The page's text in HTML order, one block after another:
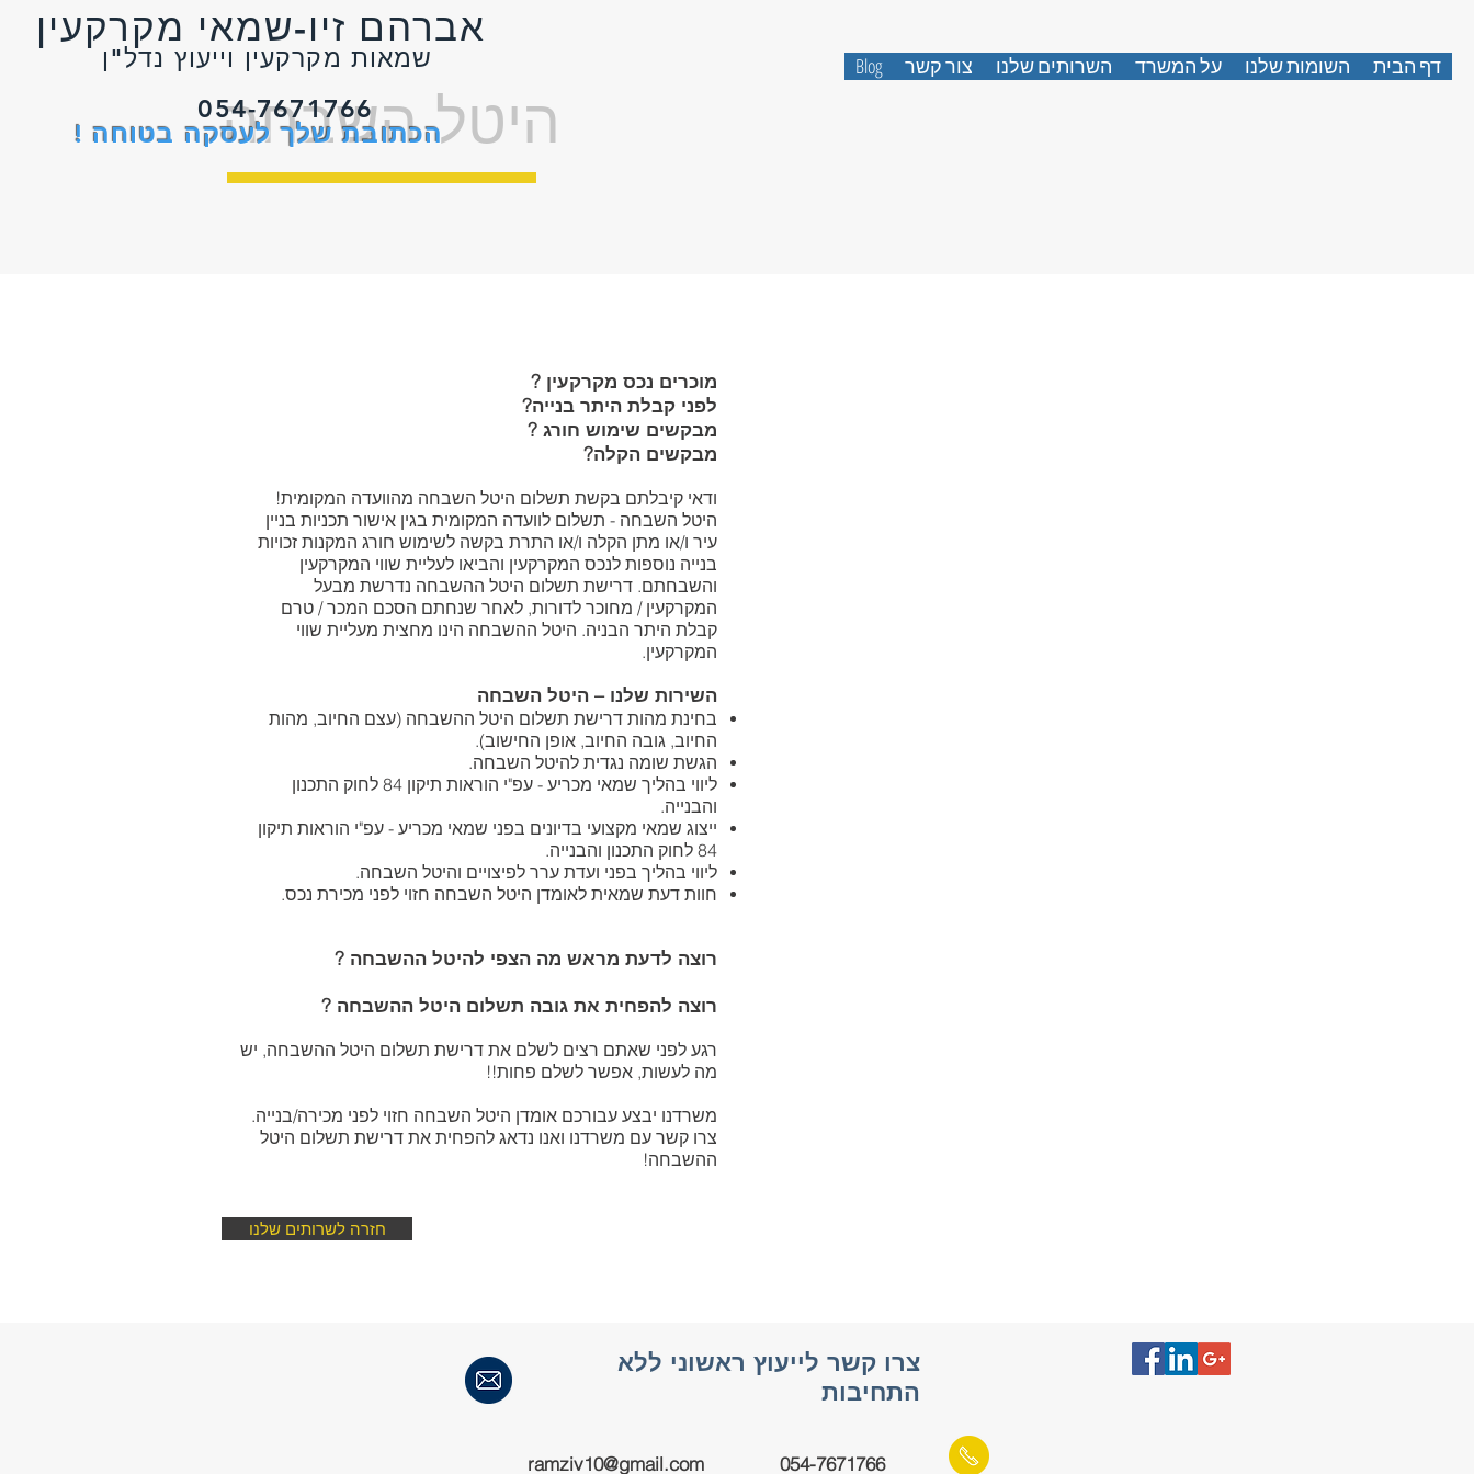
054-7671766
הכתובת שלך לעסקה בטוחה !
דף הבית השומות שלנו על המשרד השרותים שלנו צור קשר Blog
היטל השבחה
מוכרים נכס מקרקעין ?
לפני קבלת היתר בנייה?
מבקשים שימוש חורג ?
מבקשים הקלה?
ודאי קיבלתם בקשת תשלום היטל השבחה מהוועדה המקומית!
היטל השבחה - תשלום לוועדה המקומית בגין אישור תכניות בניין
עיר ו/או מתן הקלה ו/או התרת בקשה לשימוש חורג המקנות זכויות
בנייה נוספות לנכס המקרקעין והביאו לעליית שווי המקרקעין
והשבחתם. דרישת תשלום היטל ההשבחה נדרשת מבעל
המקרקעין / מחוכר לדורות, לאחר שנחתם הסכם המכר / טרם
קבלת היתר הבניה. היטל ההשבחה הינו מחצית מעליית שווי
המקרקעין.
השירות שלנו – היטל השבחה
בחינת מהות דרישת תשלום היטל ההשבחה (עצם החיוב, מהות
החיוב, גובה החיוב, אופן החישוב).
הגשת שומה נגדית להיטל השבחה.
ליווי בהליך שמאי מכריע - עפ"י הוראות תיקון 84 לחוק התכנון
והבנייה.
ייצוג שמאי מקצועי בדיונים בפני שמאי מכריע - עפ"י הוראות תיקון
84 לחוק התכנון והבנייה.
ליווי בהליך בפני ועדת ערר לפיצויים והיטל השבחה.
חוות דעת שמאית לאומדן היטל השבחה חזוי לפני מכירת נכס.
רוצה לדעת מראש מה הצפי להיטל ההשבחה ?
רוצה להפחית את גובה תשלום היטל ההשבחה ?
רגע לפני שאתם רצים לשלם את דרישת תשלום היטל ההשבחה, יש
מה לעשות, אפשר לשלם פחות!!
משרדנו יבצע עבורכם אומדן היטל השבחה חזוי לפני מכירה/בנייה.
צרו קשר עם משרדנו ואנו נדאג להפחית את דרישת תשלום היטל
ההשבחה!
חזרה לשרותים שלנו
צרו קשר לייעוץ ראשוני ללא
התחיבות
ramziv10@gmail.com 054-7671766